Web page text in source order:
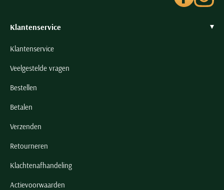
Klantenservice
Klantenservice
Veelgestelde vragen
Bestellen
Betalen
Verzenden
Retourneren
Klachtenafhandeling
Actievoorwaarden